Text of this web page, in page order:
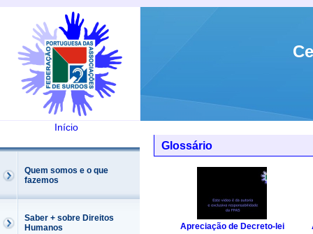
Início
Quem somos e o que
fazemos
Saber + sobre Direitos
Humanos
Glossário
Apreciação de Decreto-lei